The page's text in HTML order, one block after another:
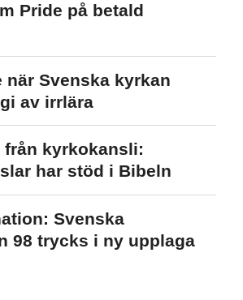
Pride på betald
när Svenska kyrkan
av irrlära
från kyrkokansli:
har stöd i Bibeln
Svenska
98 trycks i ny upplaga